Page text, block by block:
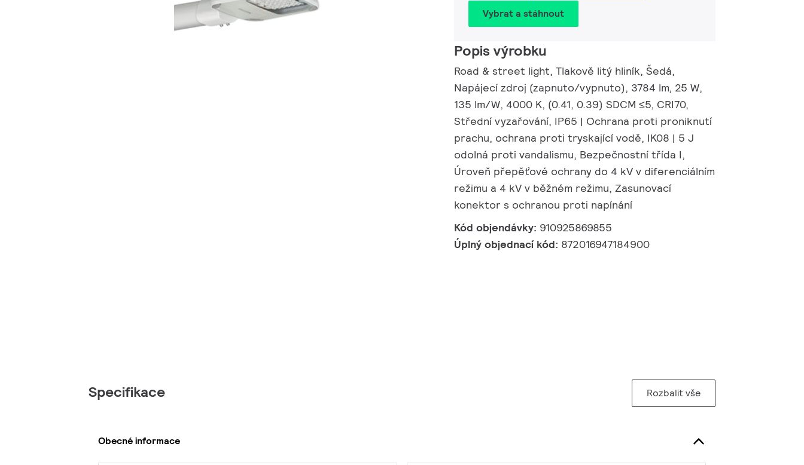
Vybrat a stáhnout
Popis výrobku
Road & street light, Tlakově litý hliník, Šedá,
Napájecí zdroj (zapnuto/vypnuto), 3784 lm, 25 W,
135 lm/W, 4000 K, (0.41, 0.39) SDCM ≤5, CRI70,
Střední vyzařování, IP65 | Ochrana proti proniknutí
prachu, ochrana proti tryskající vodě, IK08 | 5 J
odolná proti vandalismu, Bezpečnostní třída I,
Úroveň přepěťové ochrany do 4 kV v diferenciálním
režimu a 4 kV v běžném režimu, Zasunovací
konektor s ochranou proti napínání
Kód objendávky: 910925869855
Úplný objednací kód: 872016947184900
Specifikace Rozbalit vše
Obecné informace